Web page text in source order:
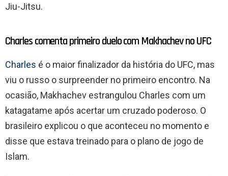
Jiu-Jitsu.
Charles comenta primeiro duelo com Makhachev no UFC
Charles é o maior finalizador da história do UFC, mas
viu o russo o surpreender no primeiro encontro. Na
ocasião, Makhachev estrangulou Charles com um
katagatame após acertar um cruzado poderoso. O
brasileiro explicou o que aconteceu no momento e
disse que estava treinado para o plano de jogo de
Islam.